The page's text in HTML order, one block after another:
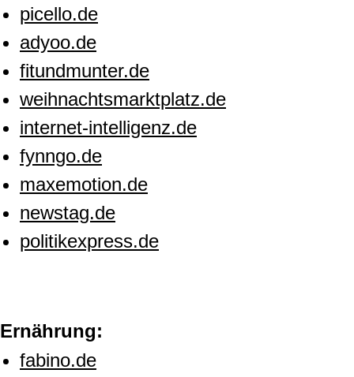
picello.de
adyoo.de
fitundmunter.de
weihnachtsmarktplatz.de
internet-intelligenz.de
fynngo.de
maxemotion.de
newstag.de
politikexpress.de
Ernährung:
fabino.de